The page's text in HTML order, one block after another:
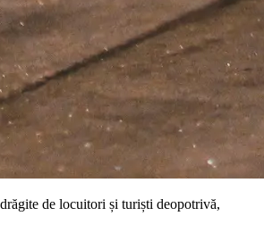
de locuitori și turiști deopotrivă,